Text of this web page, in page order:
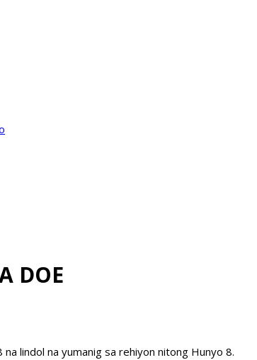
DOE
lindol na yumanig sa rehiyon nitong Hunyo 8.